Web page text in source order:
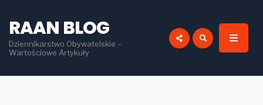
RAAN BLOG
Dziennikarstwo Obywatelskie –
Wartościowe Artykuły